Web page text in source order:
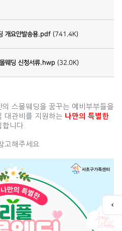
개요안발송용.pdf (741.4K)
웨딩 신청서류.hwp (32.0K)
스몰웨딩을 꿈꾸는 예비부부들을
대관비를 지원하는 나만의 특별한
합니다.
고해주세요
퀵
메
뉴